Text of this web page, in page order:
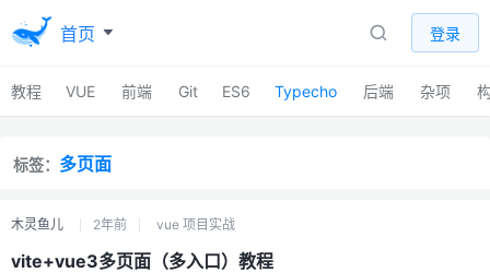
首页 登录
教程 VUE 前端 Git ES6 Typecho 后端 杂项
标签： 多页面
木灵鱼儿 2年前 vue 项目实战
vite+vue3多页面（多入口）教程